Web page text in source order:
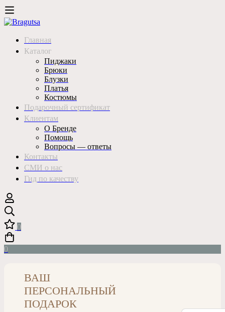
Главная
Каталог
Пиджаки
Брюки
Блузки
Платья
Костюмы
Подарочный сертификат
Клиентам
О Бренде
Помощь
Вопросы — ответы
Контакты
СМИ о нас
Гид по качеству
0
0
ВАШ
ПЕРСОНАЛЬНЫЙ
ПОДАРОК